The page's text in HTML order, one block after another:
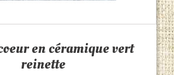
en céramique vert
reinette